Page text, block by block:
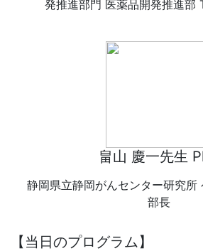
発推進部門 医薬品開発推進部
畠山 慶一先生
静岡県立静岡がんセンター研究所
部長
【当日のプログラム】